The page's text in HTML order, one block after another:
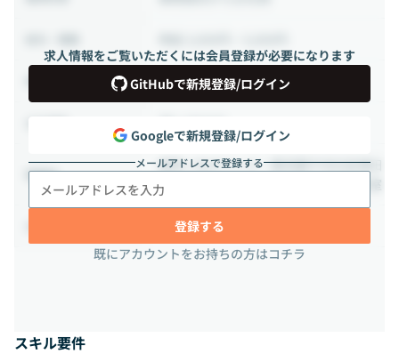
求人情報をご覧いただくには会員登録が必要になります
GitHubで新規登録/ログイン
Googleで新規登録/ログイン
メールアドレスで登録する
登録する
既にアカウントをお持ちの方はコチラ
80時間 ~ 160時間（週20 ~ 40時間）
勤務地
御茶ノ水オフィス｜東京都千代⽥区神⽥
⼩川町3丁⽬28−5 axle御茶ノ水 302号室
週2-3日は出社必須
スキル要件